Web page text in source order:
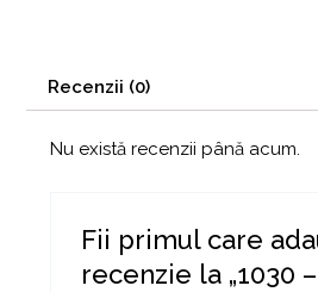
Recenzii (0)
Nu există recenzii până acum.
Fii primul care
recenzie la „1030